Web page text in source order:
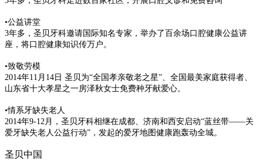
•公益讲堂
3年多，圣贝牙科邀请国际知名专家，举办了百余场口腔健康公益讲
座，将口腔健康知识传万户。
•致敬劳模
2014年11月14日 圣贝为“全国孝亲敬老之星”、全国最美家庭获得者、
山东省十大孝星之一房泽秋女士免费种牙献爱心。
•情系牙缺失老人
2014年9-12月，圣贝牙科相继在成都、济南和西安启动“蓝丝带——关
爱牙缺失老人公益行动”，发起的爱牙地图健康跑轰动全城。
圣贝中国